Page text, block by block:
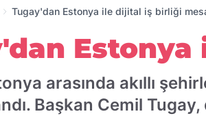
Tugay'dan Estonya ile dijital iş birliği
arasında akıllı
Başkan Cemil